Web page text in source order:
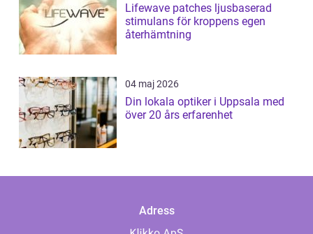
Lifewave patches ljusbaserad
stimulans för kroppens egen
återhämtning
04 maj 2026
Din lokala optiker i Uppsala med
över 20 års erfarenhet
Adress